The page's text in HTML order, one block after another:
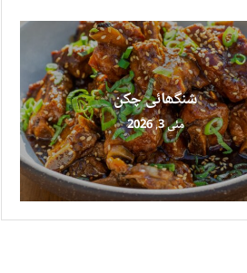
شنگھائی چکن
مئی 3, 2026